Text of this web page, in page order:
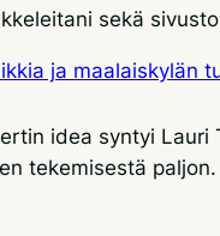
sekä
ja maalaiskylän
idea syntyi Lauri
tekemisestä